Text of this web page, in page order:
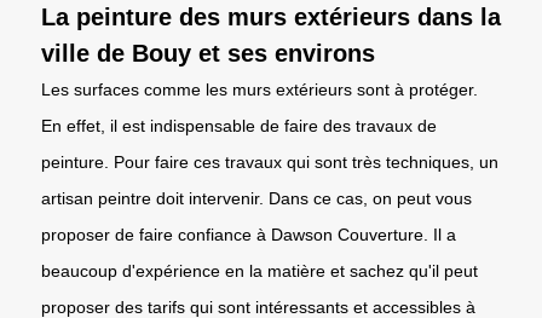
La peinture des murs extérieurs dans la
ville de Bouy et ses environs
Les surfaces comme les murs extérieurs sont à protéger.
En effet, il est indispensable de faire des travaux de
peinture. Pour faire ces travaux qui sont très techniques, un
artisan peintre doit intervenir. Dans ce cas, on peut vous
proposer de faire confiance à Dawson Couverture. Il a
beaucoup d'expérience en la matière et sachez qu'il peut
proposer des tarifs qui sont intéressants et accessibles à